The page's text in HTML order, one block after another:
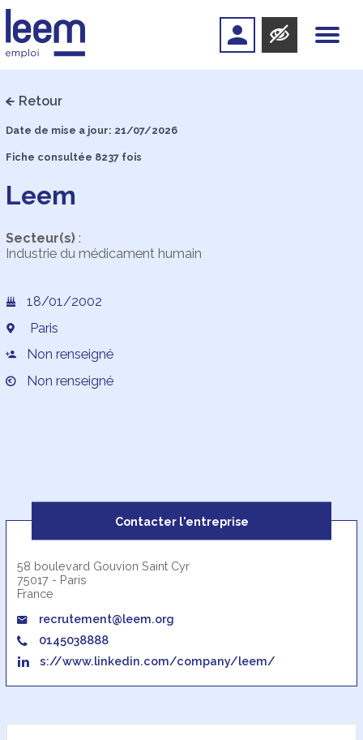
Retour
Date de mise a jour: 21/07/2026
Fiche consultée 8237 fois
Leem
Secteur(s):
Industrie du médicament humain
18/01/2002
Paris
Non renseigné
Non renseigné
Contacter l'entreprise
58 boulevard Gouvion Saint Cyr
75017 - Paris
France
recrutement@leem.org
0145038888
s://www.linkedin.com/company/leem/